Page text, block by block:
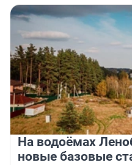
На водоёмах
новые базовые